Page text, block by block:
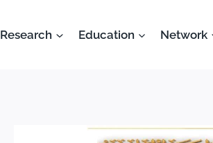
Research Education Network